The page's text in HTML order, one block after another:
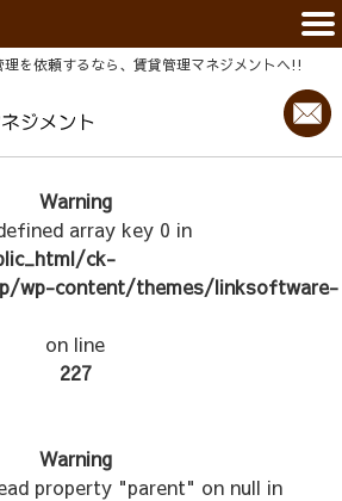
を依頼するなら、賃貸管理マネジメントヘ!!
Warning
array key 0 in
ck-
wp-content/themes/linksoftware-
on line
227
Warning
property "parent" on null in